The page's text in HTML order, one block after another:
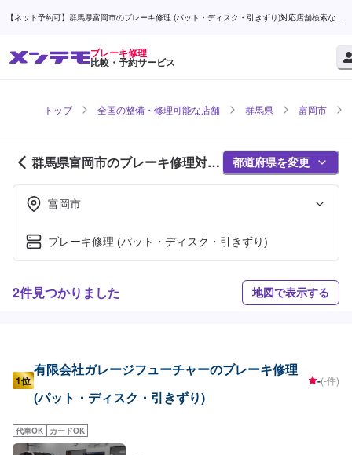
【ネット予約可】群馬県富岡市のブレーキ修理 (パット・ディスク・引きずり)対応店舗検索なら
ブレーキ修理
比較・予約サービス
トップ 全国の整備・修理可能な店舗 群馬県 富岡市
群馬県富岡市のブレーキ修理対応
店舗紹介 (1ページ目)
都道府県を変更
富岡市
ブレーキ修理 (パット・ディスク・引きずり)
2件見つかりました 地図で表示する
1位
有限会社ガレージフューチャーのブレーキ修理
(パット・ディスク・引きずり)
-(-件)
代車OK カードOK